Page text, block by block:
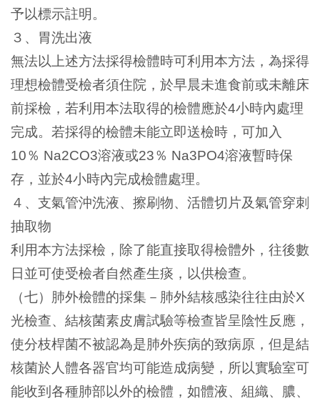
予以標示註明。
３、胃洗出液
無法以上述方法採得檢體時可利用本方法，為採得
理想檢體受檢者須住院，於早晨未進食前或未離床
前採檢，若利用本法取得的檢體應於4小時內處理
完成。若採得的檢體未能立即送檢時，可加入
10％ Na2CO3溶液或23％ Na3PO4溶液暫時保
存，並於4小時內完成檢體處理。
４、支氣管沖洗液、擦刷物、活體切片及氣管穿刺
抽取物
利用本方法採檢，除了能直接取得檢體外，往後數
日並可使受檢者自然產生痰，以供檢查。
（七）肺外檢體的採集－肺外結核感染往往由於X
光檢查、結核菌素皮膚試驗等檢查皆呈陰性反應，
使分枝桿菌不被認為是肺外疾病的致病原，但是結
核菌於人體各器官均可能造成病變，所以實驗室可
能收到各種肺部以外的檢體，如體液、組織、膿、